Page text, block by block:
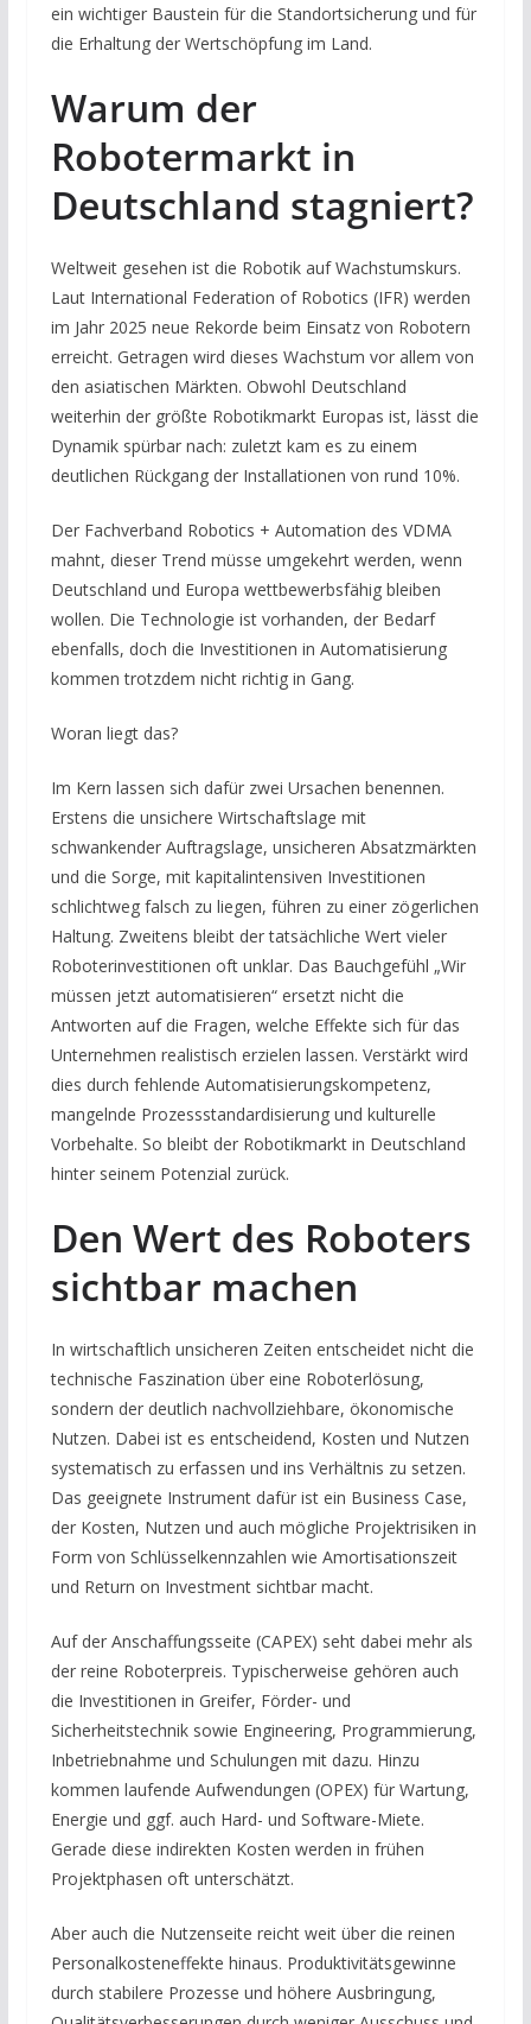
ein wichtiger Baustein für die Standortsicherung und für
die Erhaltung der Wertschöpfung im Land.
Warum der
Robotermarkt in
Deutschland stagniert?
Weltweit gesehen ist die Robotik auf Wachstumskurs.
Laut International Federation of Robotics (IFR) werden
im Jahr 2025 neue Rekorde beim Einsatz von Robotern
erreicht. Getragen wird dieses Wachstum vor allem von
den asiatischen Märkten. Obwohl Deutschland
weiterhin der größte Robotikmarkt Europas ist, lässt die
Dynamik spürbar nach: zuletzt kam es zu einem
deutlichen Rückgang der Installationen von rund 10%.
Der Fachverband Robotics + Automation des VDMA
mahnt, dieser Trend müsse umgekehrt werden, wenn
Deutschland und Europa wettbewerbsfähig bleiben
wollen. Die Technologie ist vorhanden, der Bedarf
ebenfalls, doch die Investitionen in Automatisierung
kommen trotzdem nicht richtig in Gang.
Woran liegt das?
Im Kern lassen sich dafür zwei Ursachen benennen.
Erstens die unsichere Wirtschaftslage mit
schwankender Auftragslage, unsicheren Absatzmärkten
und die Sorge, mit kapitalintensiven Investitionen
schlichtweg falsch zu liegen, führen zu einer zögerlichen
Haltung. Zweitens bleibt der tatsächliche Wert vieler
Roboterinvestitionen oft unklar. Das Bauchgefühl „Wir
müssen jetzt automatisieren“ ersetzt nicht die
Antworten auf die Fragen, welche Effekte sich für das
Unternehmen realistisch erzielen lassen. Verstärkt wird
dies durch fehlende Automatisierungskompetenz,
mangelnde Prozessstandardisierung und kulturelle
Vorbehalte. So bleibt der Robotikmarkt in Deutschland
hinter seinem Potenzial zurück.
Den Wert des Roboters
sichtbar machen
In wirtschaftlich unsicheren Zeiten entscheidet nicht die
technische Faszination über eine Roboterlösung,
sondern der deutlich nachvollziehbare, ökonomische
Nutzen. Dabei ist es entscheidend, Kosten und Nutzen
systematisch zu erfassen und ins Verhältnis zu setzen.
Das geeignete Instrument dafür ist ein Business Case,
der Kosten, Nutzen und auch mögliche Projektrisiken in
Form von Schlüsselkennzahlen wie Amortisationszeit
und Return on Investment sichtbar macht.
Auf der Anschaffungsseite (CAPEX) seht dabei mehr als
der reine Roboterpreis. Typischerweise gehören auch
die Investitionen in Greifer, Förder- und
Sicherheitstechnik sowie Engineering, Programmierung,
Inbetriebnahme und Schulungen mit dazu. Hinzu
kommen laufende Aufwendungen (OPEX) für Wartung,
Energie und ggf. auch Hard- und Software-Miete.
Gerade diese indirekten Kosten werden in frühen
Projektphasen oft unterschätzt.
Aber auch die Nutzenseite reicht weit über die reinen
Personalkosteneffekte hinaus. Produktivitätsgewinne
durch stabilere Prozesse und höhere Ausbringung,